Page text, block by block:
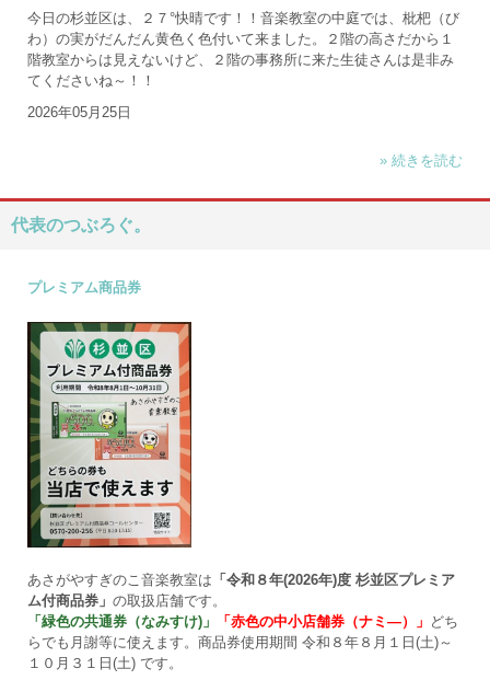
今日の杉並区は、２７°快晴です！！音楽教室の中庭では、枇杷（び
わ）の実がだんだん黄色く色付いて来ました。２階の高さだから１
階教室からは見えないけど、２階の事務所に来た生徒さんは是非み
てくださいね～！！
2026年05月25日
» 続きを読む
代表のつぶろぐ。
プレミアム商品券
あさがやすぎのこ音楽教室は 「令和８年(2026年)度 杉並区プレミア
ム付商品券」 の取扱店舗です。
「緑色の共通券（なみすけ)」
「赤色の中小店舗券（ナミ―）」 どち
らでも月謝等に使えます。商品券使用期間 令和８年８月１日(土)～
１０月３１日(土) です。